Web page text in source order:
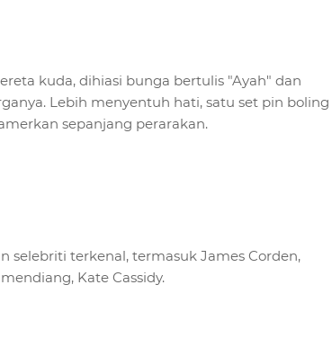
kuda, dihiasi bunga bertulis "Ayah" dan
Lebih menyentuh hati, satu set pin boling
sepanjang perarakan.
selebriti terkenal, termasuk James Corden,
Kate Cassidy.